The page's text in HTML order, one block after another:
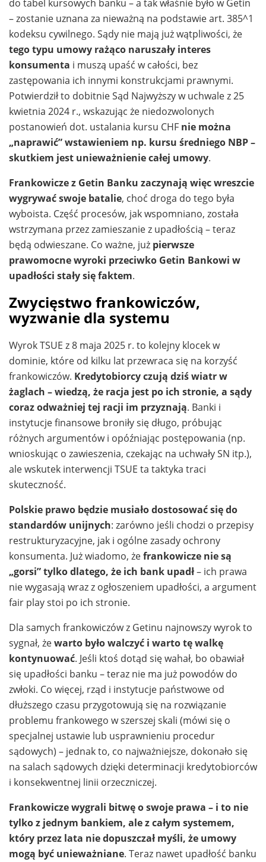
do tabel kursowych banku – a tak właśnie było w Getin
– zostanie uznana za nieważną na podstawie art. 385^1
kodeksu cywilnego. Sądy nie mają już wątpliwości, że
tego typu umowy rażąco naruszały interes
konsumenta i muszą upaść w całości, bez
zastępowania ich innymi konstrukcjami prawnymi.
Potwierdził to dobitnie Sąd Najwyższy w uchwale z 25
kwietnia 2024 r., wskazując że niedozwolonych
postanowień dot. ustalania kursu CHF nie można
„naprawić” wstawieniem np. kursu średniego NBP –
skutkiem jest unieważnienie całej umowy.
Frankowicze z Getin Banku zaczynają więc wreszcie
wygrywać swoje batalie, choć droga do tego była
wyboista. Część procesów, jak wspomniano, została
wstrzymana przez zamieszanie z upadłością – teraz
będą odwieszane. Co ważne, już pierwsze
prawomocne wyroki przeciwko Getin Bankowi w
upadłości stały się faktem.
Zwycięstwo frankowiczów,
wyzwanie dla systemu
Wyrok TSUE z 8 maja 2025 r. to kolejny klocek w
dominie, które od kilku lat przewraca się na korzyść
frankowiczów. Kredytobiorcy czują dziś wiatr w
żaglach – wiedzą, że racja jest po ich stronie, a sądy
coraz odważniej tej racji im przyznają. Banki i
instytucje finansowe broniły się długo, próbując
różnych argumentów i opóźniając postępowania (np.
wnioskując o zawieszenia, czekając na uchwały SN itp.),
ale wskutek interwencji TSUE ta taktyka traci
skuteczność.
Polskie prawo będzie musiało dostosować się do
standardów unijnych: zarówno jeśli chodzi o przepisy
restrukturyzacyjne, jak i ogólne zasady ochrony
konsumenta. Już wiadomo, żefrankowicze nie są
„gorsi” tylko dlatego, że ich bank upadł– ich prawa
nie wygasają wraz z ogłoszeniem upadłości, a argument
fair play stoi po ich stronie.
Dla samych frankowiczów z Getinu najnowszy wyrok to
sygnał, żewarto było walczyć i warto tę walkę
kontynuować. Jeśli ktoś dotąd się wahał, bo obawiał
się upadłości banku – teraz nie ma już powodów do
zwłoki. Co więcej, rząd i instytucje państwowe od
dłuższego czasu przygotowują się na rozwiązanie
problemu frankowego w szerszej skali (mówi się o
specjalnej ustawie lub usprawnieniu procedur
sądowych) – jednak to, co najważniejsze, dokonało się
na salach sądowych dzięki determinacji kredytobiorców
i konsekwentnej linii orzeczniczej.
Frankowicze wygrali bitwę o swoje prawa – i to nie
tylko z jednym bankiem, ale z całym systemem,
który przez lata nie dopuszczał myśli, że umowy
mogą być unieważniane. Teraz nawet upadłość banku